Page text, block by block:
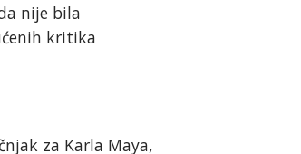
nije bila
kritika
za Karla Maya,